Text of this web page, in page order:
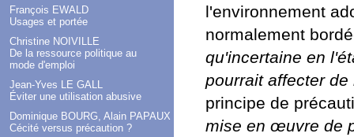
François EWALD
Usages et portée
Christine NOIVILLE
De la ressource politique au
mode d'emploi
Jean-Yves LE GALL
Éviter une utilisation abusive
Dominique BOURG, Alain PAPAUX
Cécité versus précaution ?
l'environnement
normalement
qu'incertaine en
pourrait affecter
principe de
mise en œuvre de